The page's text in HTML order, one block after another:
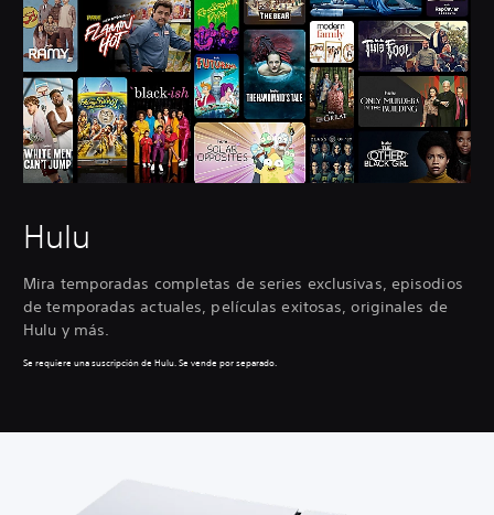
Hulu
Mira temporadas completas de series exclusivas, episodios
de temporadas actuales, películas exitosas, originales de
Hulu y más.
Se requiere una suscripción de Hulu. Se vende por separado.